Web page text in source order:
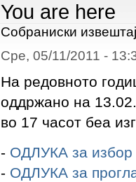
You are here
Собраниски
Сре, 05/11/2011 -
На редовното
оддржано на
во 17 часот беа
- ОДЛУКА за избор
- ОДЛУКА за